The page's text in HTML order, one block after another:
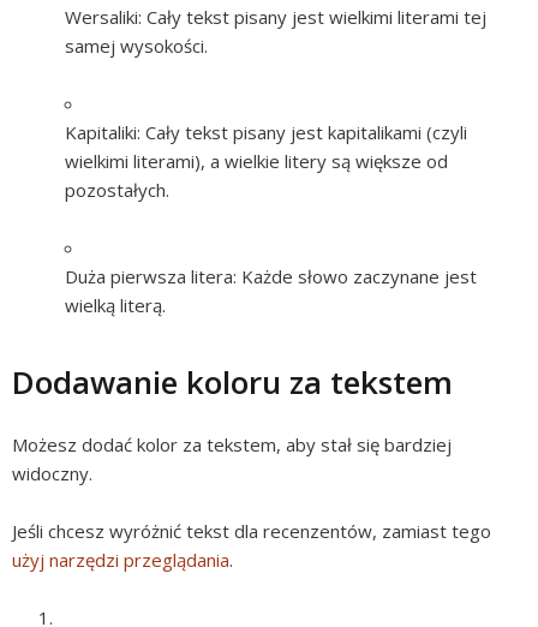
Wersaliki: Cały tekst pisany jest wielkimi literami tej
samej wysokości.
Kapitaliki: Cały tekst pisany jest kapitalikami (czyli
wielkimi literami), a wielkie litery są większe od
pozostałych.
Duża pierwsza litera: Każde słowo zaczynane jest
wielką literą.
Dodawanie koloru za tekstem
Możesz dodać kolor za tekstem, aby stał się bardziej
widoczny.
Jeśli chcesz wyróżnić tekst dla recenzentów, zamiast tego
użyj narzędzi przeglądania.